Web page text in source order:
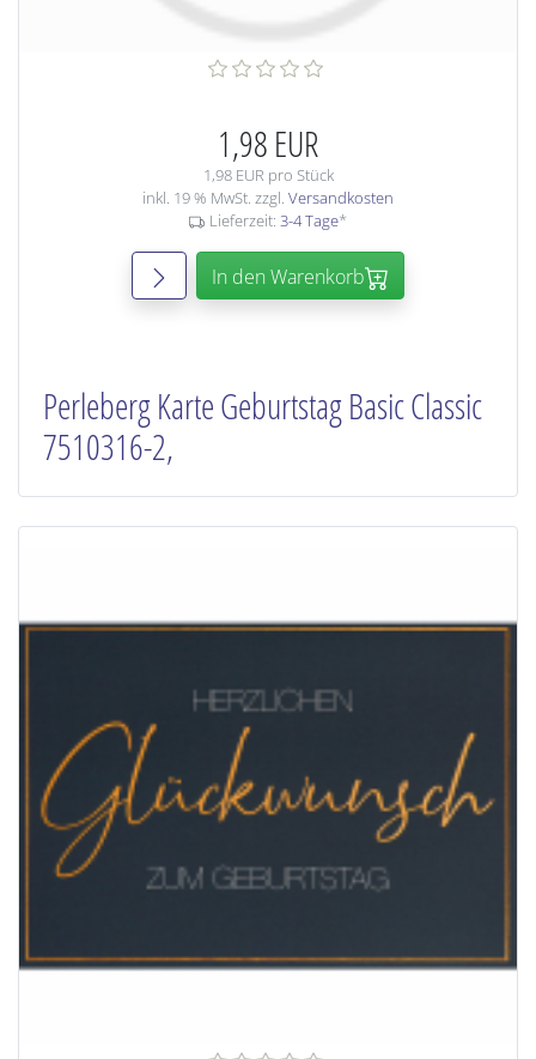
1,98 EUR
1,98 EUR pro Stück
inkl. 19 % MwSt. zzgl. Versandkosten
Lieferzeit: 3-4 Tage*
In den Warenkorb
Perleberg Karte Geburtstag Basic Classic
7510316-2,